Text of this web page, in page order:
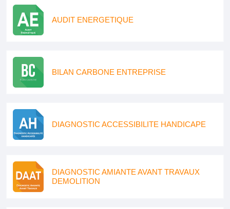
AUDIT ENERGETIQUE
BILAN CARBONE ENTREPRISE
DIAGNOSTIC ACCESSIBILITE HANDICAPE
DIAGNOSTIC AMIANTE AVANT TRAVAUX
DEMOLITION